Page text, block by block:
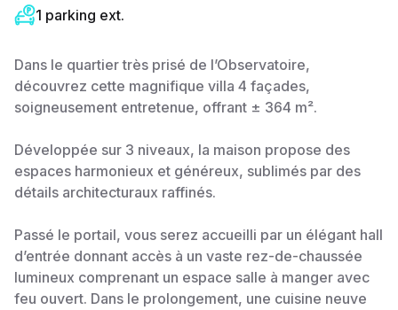
1 parking ext.
Dans le quartier très prisé de l’Observatoire,
découvrez cette magnifique villa 4 façades,
soigneusement entretenue, offrant ± 364 m².
Développée sur 3 niveaux, la maison propose des
espaces harmonieux et généreux, sublimés par des
détails architecturaux raffinés.
Passé le portail, vous serez accueilli par un élégant hall
d’entrée donnant accès à un vaste rez-de-chaussée
lumineux comprenant un espace salle à manger avec
feu ouvert. Dans le prolongement, une cuisine neuve